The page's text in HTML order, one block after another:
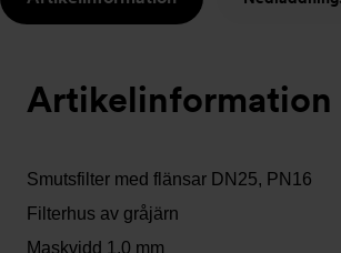
Artikelinformation
Smutsfilter med flänsar DN25, PN16
Filterhus av gråjärn
Maskvidd 1,0 mm